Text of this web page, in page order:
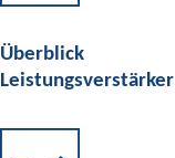
Überblick
Leistungsverstärker